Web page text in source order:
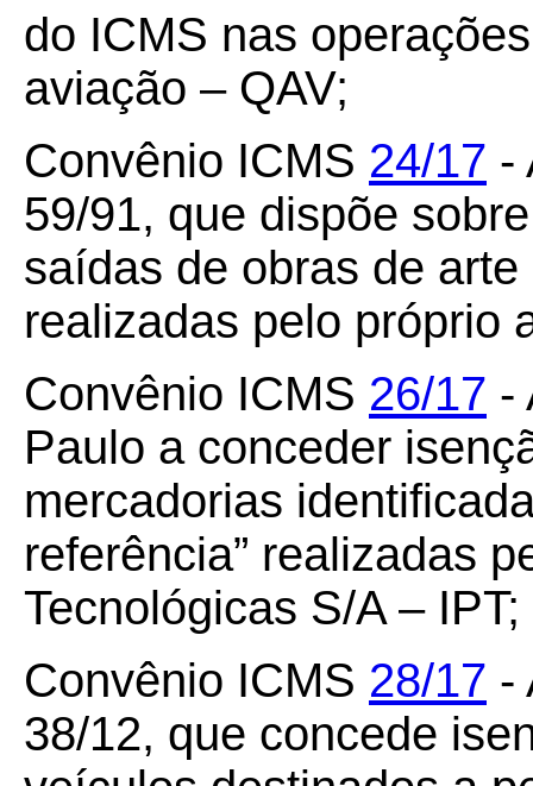
do ICMS nas
aviação – QAV;
Convênio ICMS 24/17 -
59/91, que dispõe
saídas de obras de
realizadas pelo próprio
Convênio ICMS 26/17 -
Paulo a conceder
mercadorias
referência” realizadas
Tecnológicas S/A – IPT;
Convênio ICMS 28/17 -
38/12, que concede